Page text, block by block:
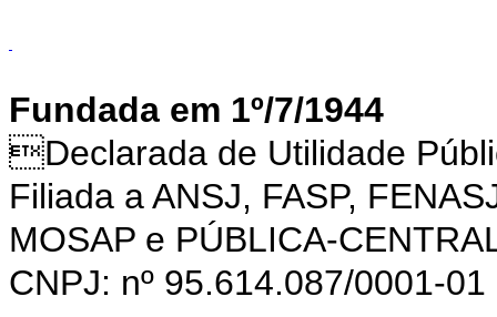
Fundada em 1º/7/1944
Declarada de Utilidade
Filiada a ANSJ, FASP,
MOSAP e PÚBLICA-
CNPJ: nº 95.614.087/0001-01